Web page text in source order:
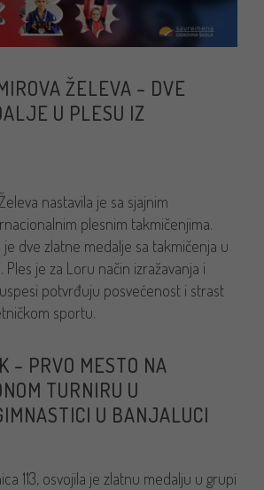
ŽELEVA – DVE
U PLESU IZ
nastavila je sa sjajnim
plesnim takmičenjima.
je dve zlatne medalje sa takmičenja u
Ples je za Loru način izražavanja i
potvrđuju posvećenost i strast
sportu.
– PRVO MESTO NA
TURNIRU U
U BANJALUCI
113, osvojila je zlatnu medalju u grupi